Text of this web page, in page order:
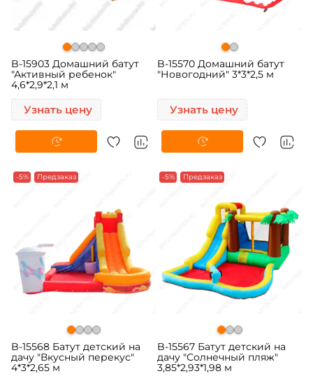
B-15903 Домашний батут
"Активный ребенок"
4,6*2,9*2,1 м
Узнать цену
B-15570 Домашний батут
"Новогодний" 3*3*2,5 м
Узнать цену
-5% Предзаказ
B-15568 Батут детский на
дачу "Вкусный перекус"
4*3*2,65 м
-5% Предзаказ
B-15567 Батут детский на
дачу "Солнечный пляж"
3,85*2,93*1,98 м